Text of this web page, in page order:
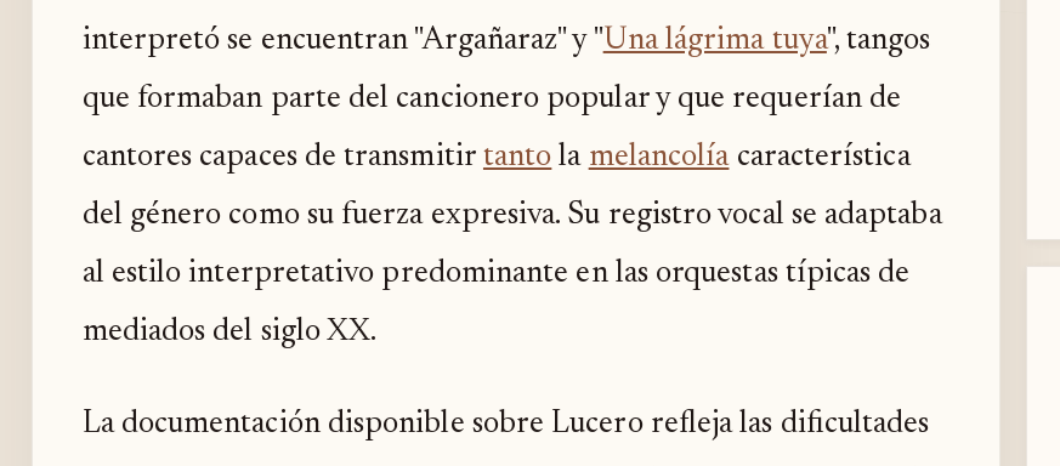
interpretó se encuentran "Argañaraz" y "Una lágrima tuya", tangos
que formaban parte del cancionero popular y que requerían de
cantores capaces de transmitir tanto la melancolíacaracterística
del género como su fuerza expresiva. Su registro vocal se adaptaba
al estilo interpretativo predominante en las orquestas típicas de
mediados del siglo XX.
La documentación disponible sobre Lucero refleja las dificultades